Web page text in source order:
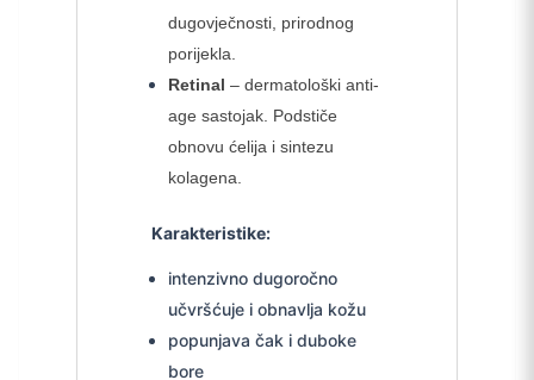
dugovječnosti, prirodnog
porijekla.
Retinal – dermatološki anti-
age sastojak. Podstiče
obnovu ćelija i sintezu
kolagena.
Karakteristike:
intenzivno dugoročno
učvršćuje i obnavlja kožu
popunjava čak i duboke
bore